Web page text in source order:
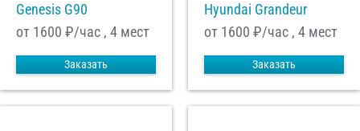
Genesis G90
от 1600 ₽/час , 4 мест
Заказать
Hyundai Grandeur
от 1600 ₽/час , 4 мест
Заказать